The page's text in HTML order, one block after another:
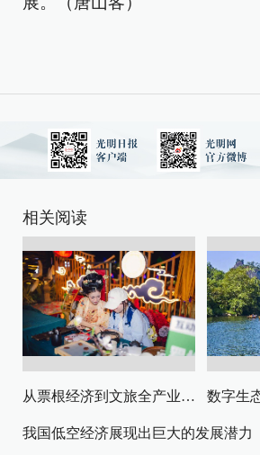
相关阅读
从票根经济到文旅全产业链升级
我国低空经济展现出巨大的发展潜力